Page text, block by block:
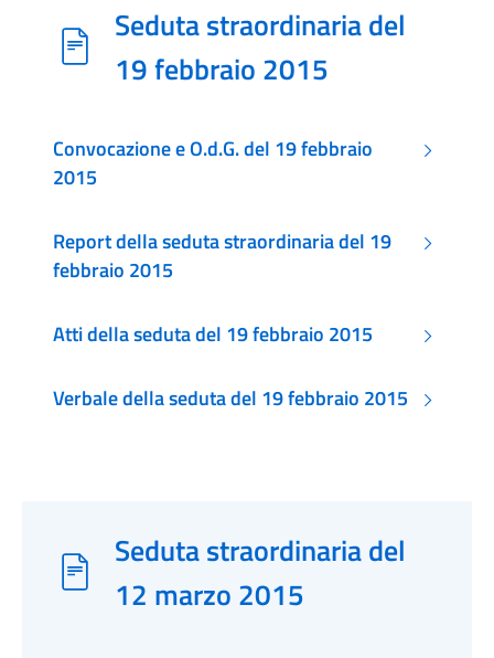
Seduta straordinaria del
19 febbraio 2015
Convocazione e O.d.G. del 19 febbraio
2015
Report della seduta straordinaria del 19
febbraio 2015
Atti della seduta del 19 febbraio 2015
Verbale della seduta del 19 febbraio 2015
Seduta straordinaria del
12 marzo 2015